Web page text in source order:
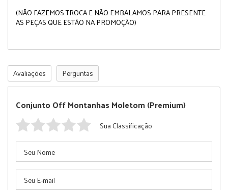
(NÃO FAZEMOS TROCA E NÃO EMBALAMOS PARA PRESENTE
AS PEÇAS QUE ESTÃO NA PROMOÇÃO)
Avaliações Perguntas
Conjunto Off Montanhas Moletom (Premium)
Sua Classificação